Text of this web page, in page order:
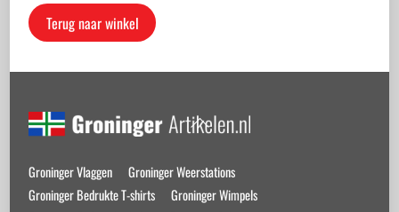
Terug naar winkel
Back
Top
Groninger Vlaggen
Groninger Weerstations
Groninger Bedrukte T-shirts
Groninger Wimpels